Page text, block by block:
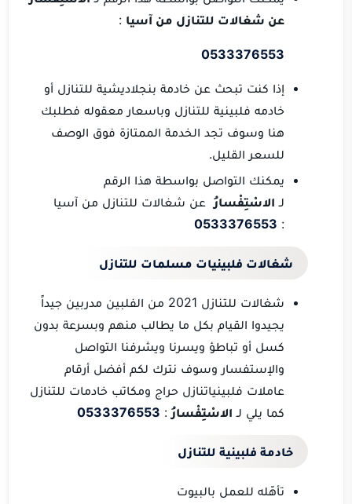
عن شغالات للتنازل من آسيا :
0533376553
إذا كنت تبحث عن خادمة بنجلاديشية للتنازل أو
خادمه فلبينية للتنازل وباسعار معقوله فطلبك
هنا وسوف تجد الخدمة الممتازة فوق الوصف
للسعر القليل.
يمكنك التواصل بواسطة هذا الرقم
لـ الاسْتِفْسارُ عن شغالات للتنازل من آسيا
:
0533376553
شغالات فلبينيات مسلمات للتنازل
شغالات للتنازل 2021 من الفلبين مدربين جيداً
يجيدوا القيام بكل ما يطالب منهم وبسرعة بدون
كسل أو تباطؤ ويسرنا ويشرفنا التواصل
والإستفسار وسوف نترك لكم أفضل أرقام
عاملات فلبينياتنازل حراج ومكاتب خادمات للتنازل
كما يلي لـ الاسْتِفْسارُ :
0533376553
خادمة فلبينية للتنازل
تأهّله للعمل بالبيوت